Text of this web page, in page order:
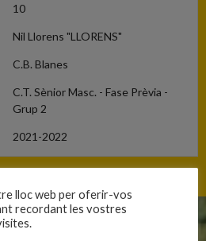
10
Nil Llorens "LLORENS"
C.B. Blanes
C.T. Sènior Masc. - Fase Prèvia -
Grup 2
2021-2022
lloc web per oferir-vos
recordant les vostres